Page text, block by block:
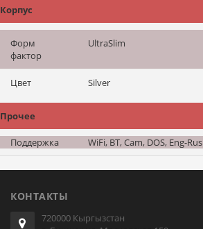
Корпус
Форм
фактор
UltraSlim
Цвет Silver
Прочее
Поддержка WiFi, BT, Cam, DOS, Eng-Rus
КОНТАКТЫ
720000 Кыргызстан